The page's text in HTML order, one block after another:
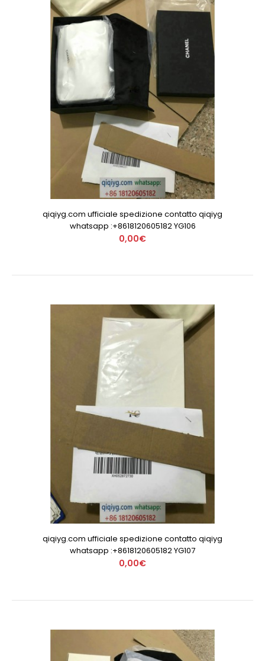
qiqiyg.com ufficiale spedizione contatto qiqiyg
whatsapp :+8618120605182 YG106
0,00€
qiqiyg.com ufficiale spedizione contatto qiqiyg
whatsapp :+8618120605182 YG107
0,00€